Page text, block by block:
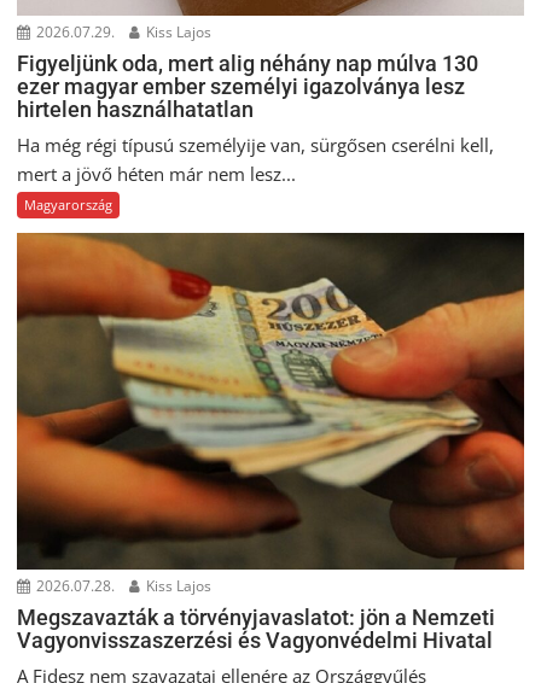
2026.07.29. Kiss Lajos
Figyeljünk oda, mert alig néhány nap múlva 130
ezer magyar ember személyi igazolványa lesz
hirtelen használhatatlan
Ha még régi típusú személyije van, sürgősen cserélni kell,
mert a jövő héten már nem lesz...
Magyarország
2026.07.28. Kiss Lajos
Megszavazták a törvényjavaslatot: jön a Nemzeti
Vagyonvisszaszerzési és Vagyonvédelmi Hivatal
A Fidesz nem szavazatai ellenére az Országgyűlés